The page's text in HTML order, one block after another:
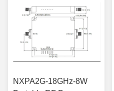
NXPA2G-18GHz-8W